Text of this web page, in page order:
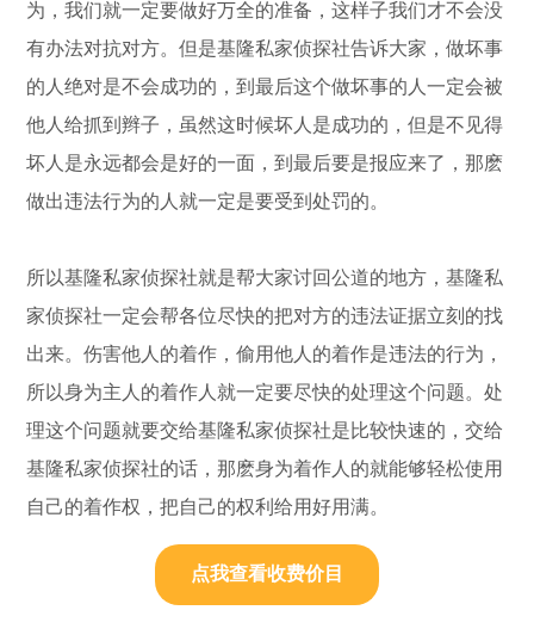
为，我们就一定要做好万全的准备，这样子我们才不会没
有办法对抗对方。但是基隆私家侦探社告诉大家，做坏事
的人绝对是不会成功的，到最后这个做坏事的人一定会被
他人给抓到辫子，虽然这时候坏人是成功的，但是不见得
坏人是永远都会是好的一面，到最后要是报应来了，那麽
做出违法行为的人就一定是要受到处罚的。
所以基隆私家侦探社就是帮大家讨回公道的地方，基隆私
家侦探社一定会帮各位尽快的把对方的违法证据立刻的找
出来。伤害他人的着作，偷用他人的着作是违法的行为，
所以身为主人的着作人就一定要尽快的处理这个问题。处
理这个问题就要交给基隆私家侦探社是比较快速的，交给
基隆私家侦探社的话，那麽身为着作人的就能够轻松使用
自己的着作权，把自己的权利给用好用满。
点我查看收费价目